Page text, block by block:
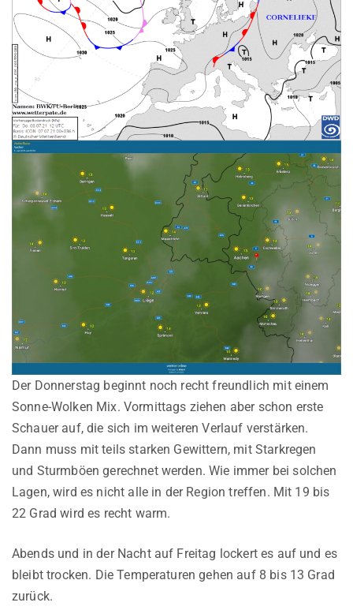
Der Donnerstag beginnt noch recht freundlich mit einem
Sonne-Wolken Mix. Vormittags ziehen aber schon erste
Schauer auf, die sich im weiteren Verlauf verstärken.
Dann muss mit teils starken Gewittern, mit Starkregen
und Sturmböen gerechnet werden. Wie immer bei solchen
Lagen, wird es nicht alle in der Region treffen. Mit 19 bis
22 Grad wird es recht warm.
Abends und in der Nacht auf Freitag lockert es auf und es
bleibt trocken. Die Temperaturen gehen auf 8 bis 13 Grad
zurück.